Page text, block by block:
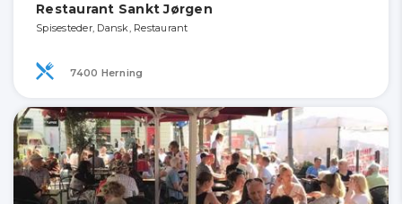
Restaurant Sankt Jørgen
Spisesteder, Dansk, Restaurant
7400 Herning